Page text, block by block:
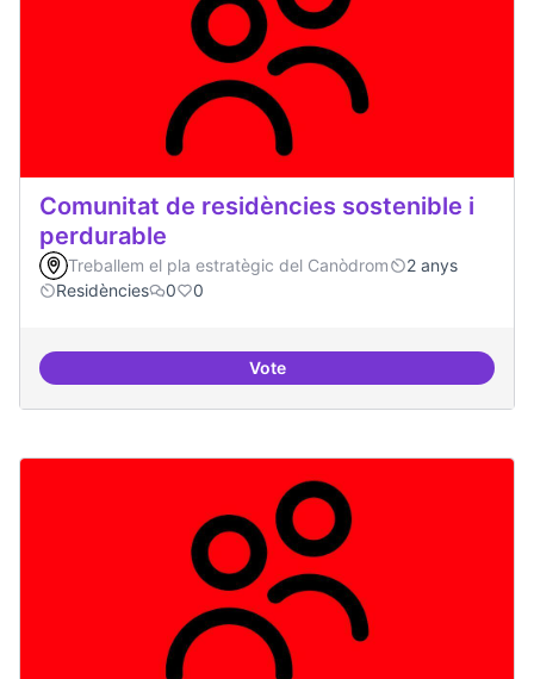
Comunitat de residències sostenible i
perdurable
Treballem el pla estratègic del Canòdrom
2 anys
Residències
0 0
Vote Comunitat